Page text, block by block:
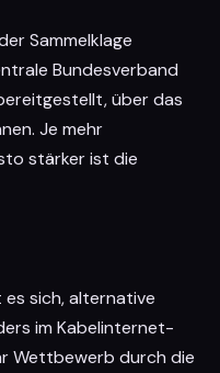
Sammelklage
Bundesverband
über das
Je mehr
stärker ist die
es sich, alternative
im Kabelinternet-
Wettbewerb durch die